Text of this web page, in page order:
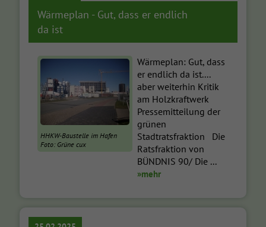
Wärmeplan - Gut, dass er endlich
da ist
HHKW-Baustelle im Hafen
Foto: Grüne cux
Wärmeplan: Gut, dass
er endlich da ist....
aber weiterhin Kritik
am Holzkraftwerk
Pressemitteilung der
grünen
Stadtratsfraktion Die
Ratsfraktion von
BÜNDNIS 90/ Die ...
»mehr